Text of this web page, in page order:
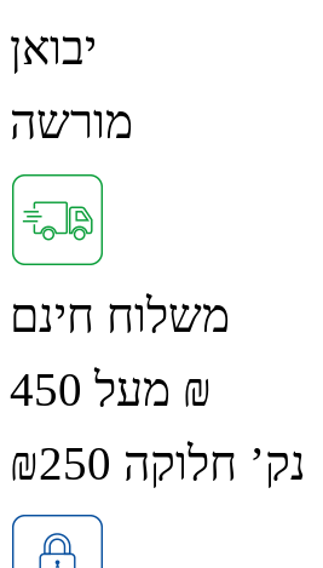
יבואן
מורשה
משלוח חינם
מעל 450 ₪
נק’ חלוקה ₪250